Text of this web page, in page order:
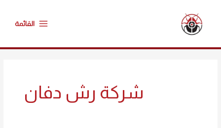
المحتوى
Menuالقائمة
شركة رش دفان